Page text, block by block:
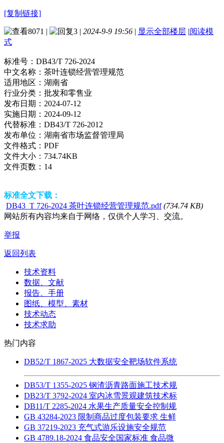
[复制链接]
8071 | 3 | 2024-9-9 19:56 | 显示全部楼层 |阅读模
式
标准号： DB43/T 726-2024
中文名称： 茶叶连锁经营管理规范
适用地区： 湖南省
行业分类： 批发和零售业
发布日期： 2024-07-12
实施日期： 2024-09-12
代替标准： DB43/T 726-2012
发布单位： 湖南省市场监督管理局
文件格式： PDF
文件大小： 734.74KB
文件页数： 14
标准全文下载：
DB43_T 726-2024 茶叶连锁经营管理规范.pdf (734.74 KB)
网站所有内容均来自于网络，仅供个人学习、交流。
举报
返回列表
技术资料
数据、文献
报告、手册
图纸、模型、素材
技术动态
技术求助
热门内容
DB52/T 1867-2025 大数据安全靶场软件系统
DB53/T 1355-2025 钢渣沥青路面施工技术规
DB23/T 3792-2024 室内冰雪景观建筑技术标
DB11/T 2285-2024 水果生产质量安全控制规
GB 43284-2023 限制商品过度包装要求 生鲜
GB 37219-2023 充气式游乐设施安全规范
GB 4789.18-2024 食品安全国家标准 食品微